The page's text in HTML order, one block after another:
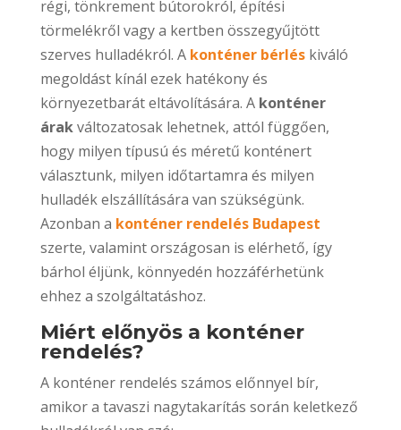
régi, tönkrement bútorokról, építési
törmelékről vagy a kertben összegyűjtött
szerves hulladékról. A konténer bérléskiváló
megoldást kínál ezek hatékony és
környezetbarát eltávolítására. A konténer
árakváltozatosak lehetnek, attól függően,
hogy milyen típusú és méretű konténert
választunk, milyen időtartamra és milyen
hulladék elszállítására van szükségünk.
Azonban a konténer rendelés Budapest
szerte, valamint országosan is elérhető, így
bárhol éljünk, könnyedén hozzáférhetünk
ehhez a szolgáltatáshoz.
Miért előnyös a konténer
rendelés?
A konténer rendelés számos előnnyel bír,
amikor a tavaszi nagytakarítás során keletkező